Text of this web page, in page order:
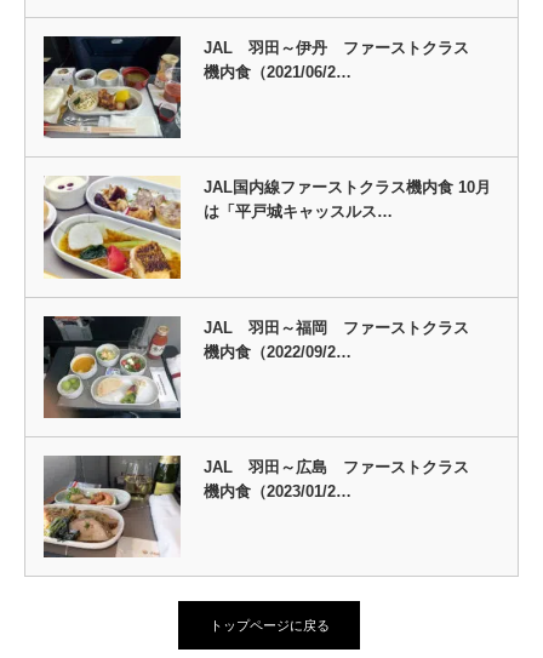
JAL 羽田～伊丹 ファーストクラス
機内食（2021/06/2…
JAL国内線ファーストクラス機内食 10月
は「平戸城キャッスルス…
JAL 羽田～福岡 ファーストクラス
機内食（2022/09/2…
JAL 羽田～広島 ファーストクラス
機内食（2023/01/2…
トップページに戻る